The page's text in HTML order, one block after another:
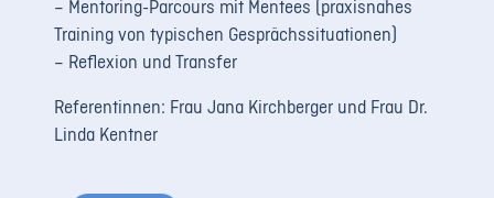
– Mentoring-Parcours mit Mentees (praxisnahes
Training von typischen Gesprächssituationen)
– Reflexion und Transfer
Referentinnen: Frau Jana Kirchberger und Frau Dr.
Linda Kentner